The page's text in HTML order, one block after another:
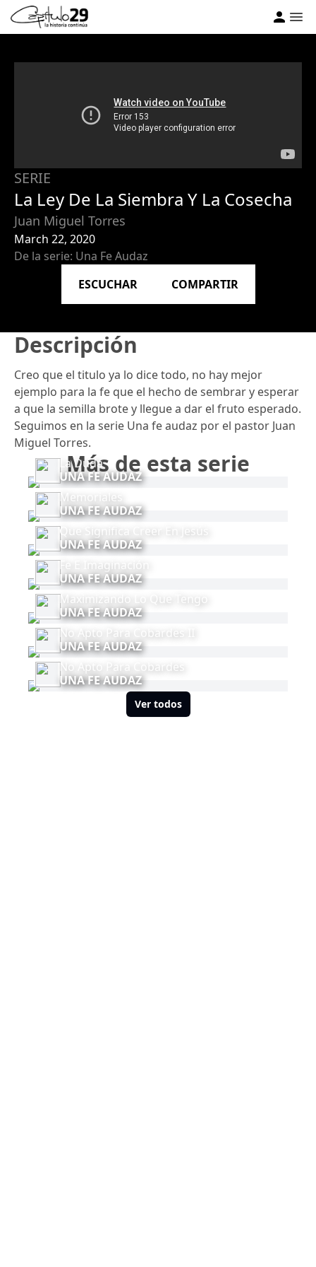
SERIE
La Ley De La Siembra Y La Cosecha
Juan Miguel Torres
March 22, 2020
De la serie: Una Fe Audaz
ESCUCHAR
COMPARTIR
Descripción
Creo que el titulo ya lo dice todo, no hay mejor
ejemplo para la fe que el hecho de sembrar y esperar
a que la semilla brote y llegue a dar el fruto esperado.
Seguimos en la serie Una fe audaz por el pastor Juan
Miguel Torres.
Más de esta serie
La Duda
UNA FE AUDAZ
Memoriales
UNA FE AUDAZ
Que Significa Creer En Jesús
UNA FE AUDAZ
Fe E Imaginación
UNA FE AUDAZ
Maximizando Lo Que Tengo
UNA FE AUDAZ
No Apto Para Cobardes II
UNA FE AUDAZ
No Apto Para Cobardes
UNA FE AUDAZ
Ver todos